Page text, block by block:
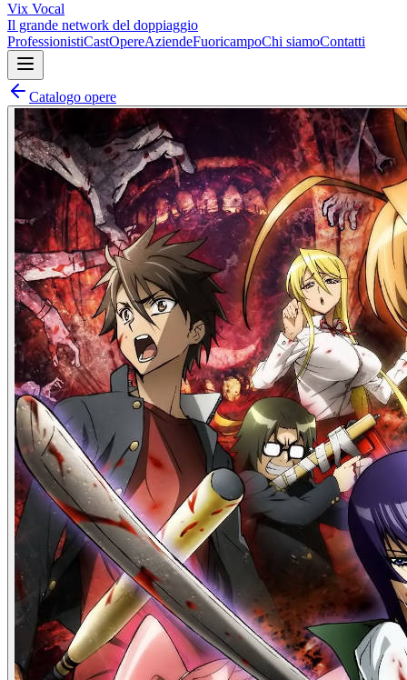
Vix Vocal
Il grande network del doppiaggio
ProfessionistiCastOpereAziendeFuoricampoChi siamoContatti
Catalogo opere